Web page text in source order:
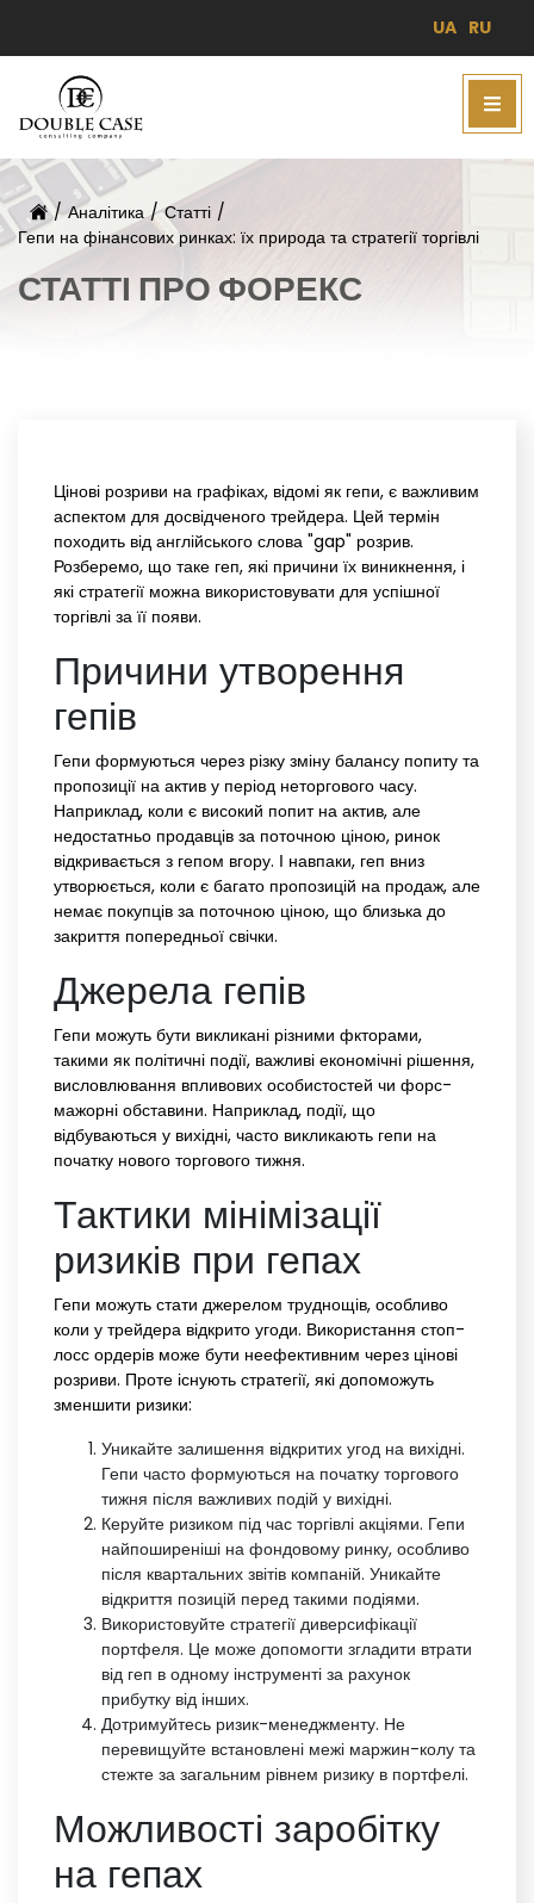
UA RU
/ Аналітика / Статті /
Гепи на фінансових ринках: їх природа та стратегії торгівлі
СТАТТІ ПРО ФОРЕКС
Цінові розриви на графіках, відомі як гепи, є важливим
аспектом для досвідченого трейдера. Цей термін
походить від англійського слова "gap" розрив.
Розберемо, що таке геп, які причини їх виникнення, і
які стратегії можна використовувати для успішної
торгівлі за її появи.
Причини утворення
гепів
Гепи формуються через різку зміну балансу попиту та
пропозиції на актив у період неторгового часу.
Наприклад, коли є високий попит на актив, але
недостатньо продавців за поточною ціною, ринок
відкривається з гепом вгору. І навпаки, геп вниз
утворюється, коли є багато пропозицій на продаж, але
немає покупців за поточною ціною, що близька до
закриття попередньої свічки.
Джерела гепів
Гепи можуть бути викликані різними фкторами,
такими як політичні події, важливі економічні рішення,
висловлювання впливових особистостей чи форс-
мажорні обставини. Наприклад, події, що
відбуваються у вихідні, часто викликають гепи на
початку нового торгового тижня.
Тактики мінімізації
ризиків при гепах
Гепи можуть стати джерелом труднощів, особливо
коли у трейдера відкрито угоди. Використання стоп-
лосс ордерів може бути неефективним через цінові
розриви. Проте існують стратегії, які допоможуть
зменшити ризики:
Уникайте залишення відкритих угод на вихідні.
Гепи часто формуються на початку торгового
тижня після важливих подій у вихідні.
Керуйте ризиком під час торгівлі акціями. Гепи
найпоширеніші на фондовому ринку, особливо
після квартальних звітів компаній. Уникайте
відкриття позицій перед такими подіями.
Використовуйте стратегії диверсифікації
портфеля. Це може допомогти згладити втрати
від геп в одному інструменті за рахунок
прибутку від інших.
Дотримуйтесь ризик-менеджменту. Не
перевищуйте встановлені межі маржин-колу та
стежте за загальним рівнем ризику в портфелі.
Можливості заробітку
на гепах